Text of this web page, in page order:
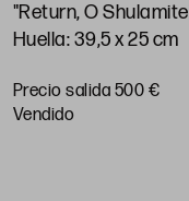
Huella: 39,5 x 25 cm
Precio salida 500 €
vendido